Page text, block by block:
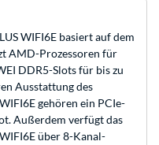
WIFI6E basiert auf dem
AMD-Prozessoren für
DDR5-Slots für bis zu
Ausstattung des
gehören ein PCIe-
Außerdem verfügt das
über 8-Kanal-